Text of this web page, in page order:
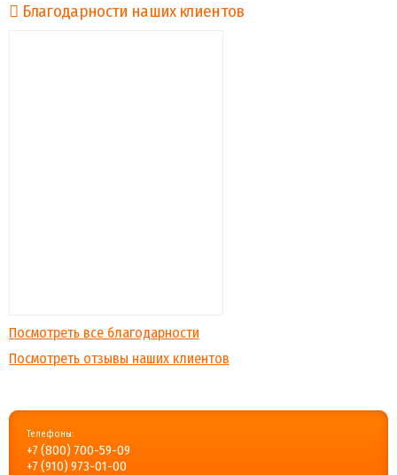
Благодарности наших клиентов
Посмотреть все благодарности
Посмотреть отзывы наших клиентов
Телефоны:
+7 (800) 700-59-09
+7 (910) 973-01-00